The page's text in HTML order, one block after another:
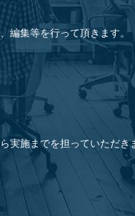
編集等を行って頂きます。
実施までを担っていただき